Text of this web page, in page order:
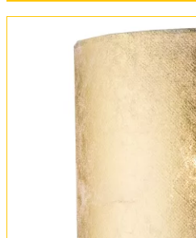
Все о товаре
Комплект лампочек
Вся коллекция
Оплата и доставка
Обмен и возврат
Установка